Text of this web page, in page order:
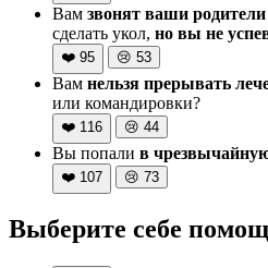
Вам звонят ваши родители
сделать укол, но вы не
❤️ 95 😢 53
Вам нельзя прерывать
или командировки?
❤️ 116 😢 44
Вы попали в
❤️ 107 😢 73
Выберите себе